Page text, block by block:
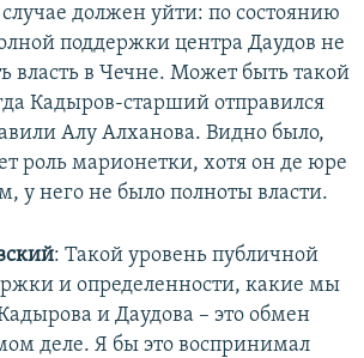
должен уйти: по состоянию
поддержки центра Даудов не
власть в Чечне. Может быть такой
Кадыров-старший отправился
Алу Алханова. Видно было,
роль марионетки, хотя он де юре
у него не было полноты власти.
: Такой уровень публичной
и определенности, какие мы
и Даудова – это обмен
деле. Я бы это воспринимал